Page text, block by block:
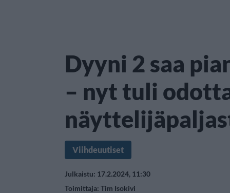
Dyyni 2 saa
– nyt tuli
Viihdeuutiset
Julkaistu: 17.2.2024, 11:30
Toimittaja: Tim Isokivi